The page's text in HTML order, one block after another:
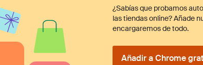
¿Sabías que probamos
las tiendas online? Añade
encargaremos de todo.
Añadir a Chrome